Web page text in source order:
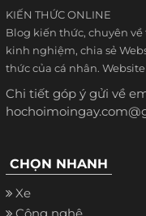
KIẾN THỨC ONLINE
Blog kiến thức, chuyên về
kinh nghiệm, chia sẻ
thức của cá nhân.
Chi tiết góp ý gửi về
CHỌN NHANH
Xe